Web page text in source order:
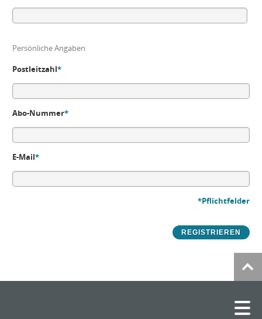
Persönliche Angaben
Postleitzahl*
Abo-Nummer*
E-Mail*
*Pflichtfelder